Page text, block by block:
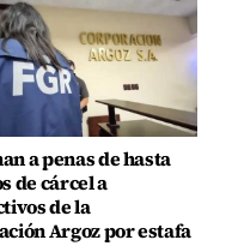
a penas de hasta
de cárcel a
de la
Argoz por estafa